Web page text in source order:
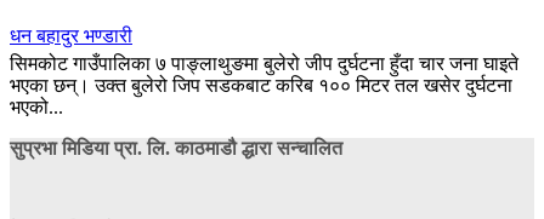
धन बहादुर भण्डारी
सिमकोट गाउँपालिका ७ पाङ्लाथुङमा बुलेरो जीप दुर्घटना हुँदा चार जना घाइते
भएका छन्। उक्त बुलेरो जिप सडकबाट करिब १०० मिटर तल खसेर दुर्घटना
भएको...
सुप्रभा मिडिया प्रा. लि. काठमाडौ द्धारा सन्चालित